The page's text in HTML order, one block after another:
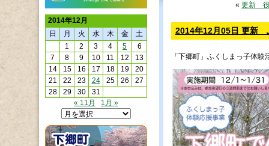
« 更新 役
2014年12月05日 更新
「下郷町」ふくしまっ子体
2014年12月
日
月 火 水 木 金
土
1
2 3 4 5
6
7
8 9 10 11 12
13
14
15 16 17 18 19
20
21
22 23 24 25 26
27
28
29 30
31
« 11月
1月 »